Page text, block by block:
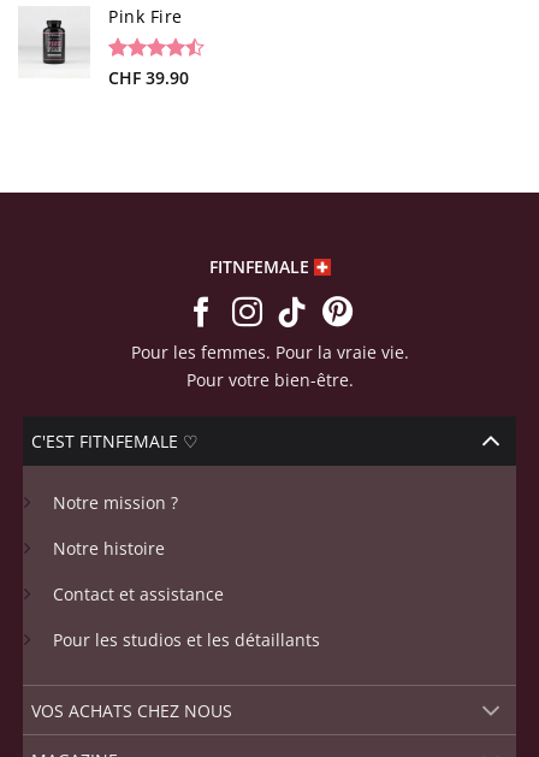
sur
client
Pink Fire
Noté4.47
19
CHF 39.90
FITNFEMALE
Pour les femmes. Pour la vraie vie.
Pour votre bien-être.
C'EST FITNFEMALE ♡
Notre mission ?
Notre histoire
Contact et assistance
Pour les studios et les détaillants
VOS ACHATS CHEZ NOUS